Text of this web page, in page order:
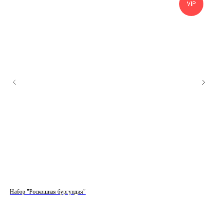
VIP
Набор "Роскошная бургундия"